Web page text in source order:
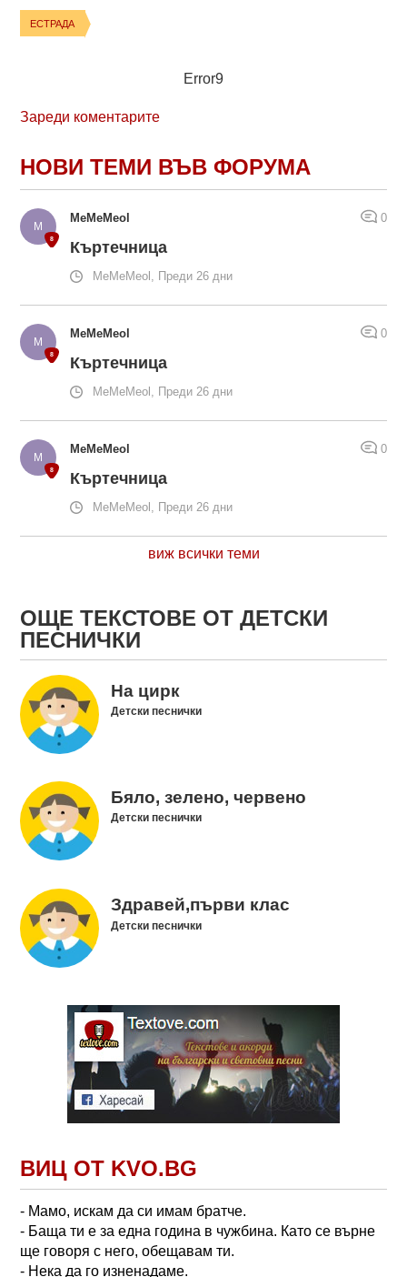
ЕСТРАДА
Error9
Зареди коментарите
НОВИ ТЕМИ ВЪВ ФОРУМА
MeMeMeol 0
Къртечница
MeMeMeol, Преди 26 дни
MeMeMeol 0
Къртечница
MeMeMeol, Преди 26 дни
MeMeMeol 0
Къртечница
MeMeMeol, Преди 26 дни
виж всички теми
ОЩЕ ТЕКСТОВЕ ОТ ДЕТСКИ
ПЕСНИЧКИ
На цирк
Детски песнички
Бяло, зелено, червено
Детски песнички
Здравей,първи клас
Детски песнички
ВИЦ ОТ KVO.BG
- Мамо, искам да си имам братче.
- Баща ти е за една година в чужбина. Като се върне
ще говоря с него, обещавам ти.
- Нека да го изненадаме.